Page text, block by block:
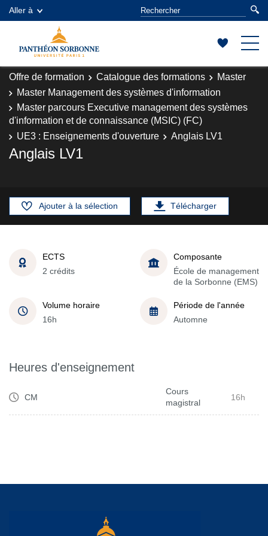
Aller à
Offre de formation Catalogue des formations
Master
Master Management des systèmes d'information
Master parcours Executive management des systèmes
d'information et de connaissance (MSIC) (FC)
UE3 : Enseignements d'ouverture
Anglais LV1
Anglais LV1
Ajouter à la sélection Télécharger
ECTS
2 crédits
Composante
École de management
de la Sorbonne (EMS)
Volume horaire
16h
Période de l'année
Automne
Heures d'enseignement
CM
Cours
magistral
16h